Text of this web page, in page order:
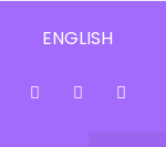
ENGLISH